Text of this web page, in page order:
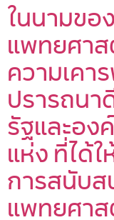
ในนามข
แพทยศา
ความเคา
ปรารถน
รัฐและอง
แห่ง ที่ได้
การสนับ
แพทยศา